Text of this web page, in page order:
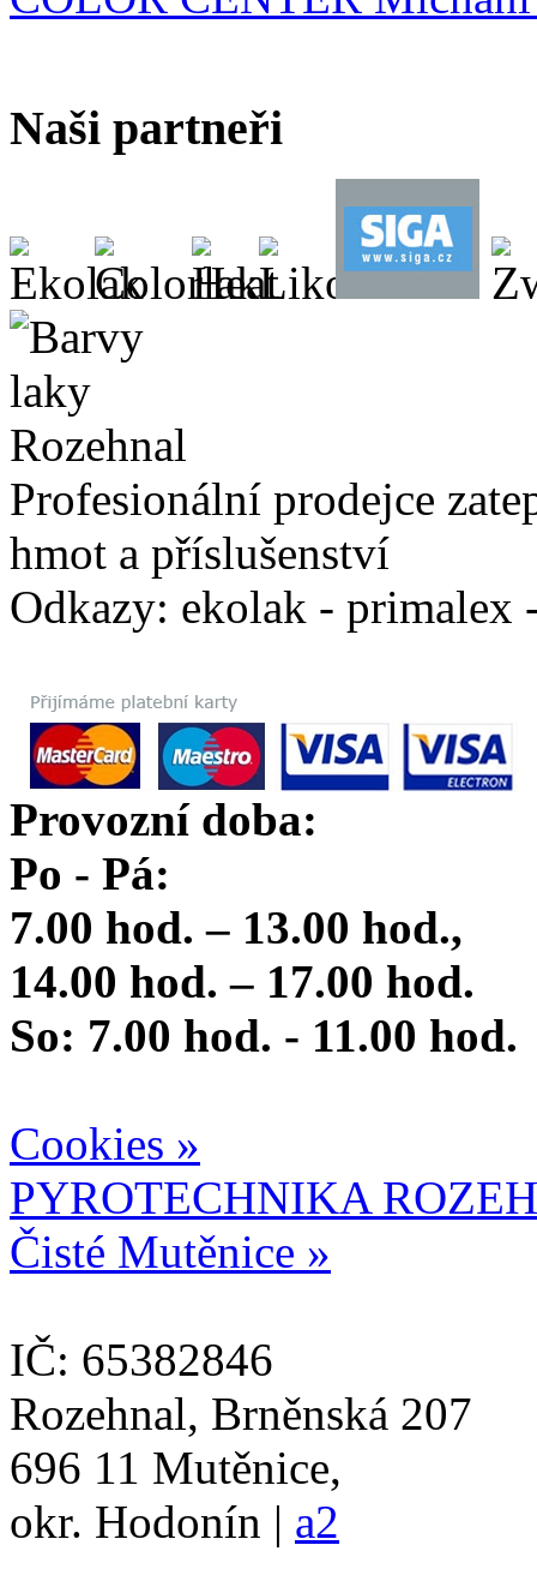
Naši partneři
Profesionální prodejce
hmot a příslušenství
Odkazy: ekolak - primalex
Provozní doba:
Po - Pá:
7.00 hod. – 13.00 hod.,
14.00 hod. – 17.00 hod.
So: 7.00 hod. - 11.00 hod.
Cookies »
PYROTECHNIKA
Čisté Mutěnice »
IČ: 65382846
Rozehnal, Brněnská 207
696 11 Mutěnice,
okr. Hodonín | a2